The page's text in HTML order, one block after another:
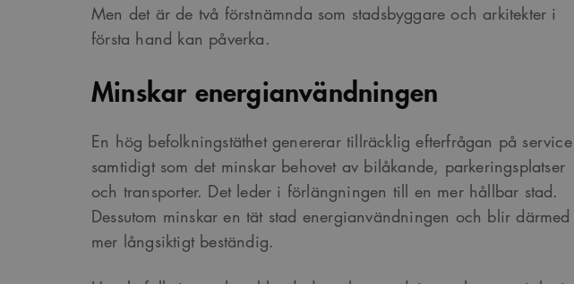
Men det är de två förstnämnda som stadsbyggare och arkitekter i
första hand kan påverka.
Minskar energianvändningen
En hög befolkningstäthet genererar tillräcklig efterfrågan på service
samtidigt som det minskar behovet av bilåkande, parkeringsplatser
och transporter. Det leder i förlängningen till en mer hållbar stad.
Dessutom minskar en tät stad energianvändningen och blir därmed
mer långsiktigt beständig.